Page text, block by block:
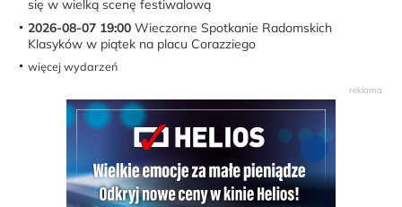
się w wielką scenę festiwalową
2026-08-07 19:00 Wieczorne Spotkanie Radomskich
Klasyków w piątek na placu Corazziego
więcej wydarzeń